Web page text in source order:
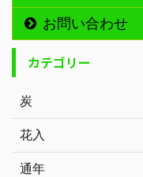
お問い合わせ
カテゴリー
炭
花入
通年